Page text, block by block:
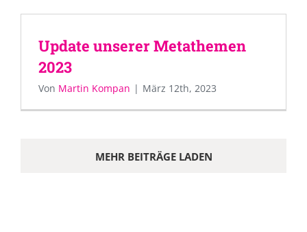
Update unserer Metathemen
2023
Von Martin Kompan | März 12th, 2023
MEHR BEITRÄGE LADEN